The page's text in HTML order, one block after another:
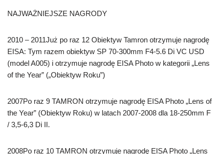
NAJWAŻNIEJSZE NAGRODY
2010 – 2011Już po raz 12 Obiektyw Tamron otrzymuje nagrodę
EISA: Tym razem obiektyw SP 70-300mm F4-5.6 Di VC USD
(model A005) i otrzymuje nagrodę EISA Photo w kategorii „Lens
of the Year” („Obiektyw Roku”)
2007Po raz 9 TAMRON otrzymuje nagrodę EISA Photo „Lens of
the Year” (Obiektyw Roku) w latach 2007-2008 dla 18-250mm F
/ 3,5-6,3 Di II.
2008Po raz 10 TAMRON otrzymuje nagrodę EISA Photo „Lens